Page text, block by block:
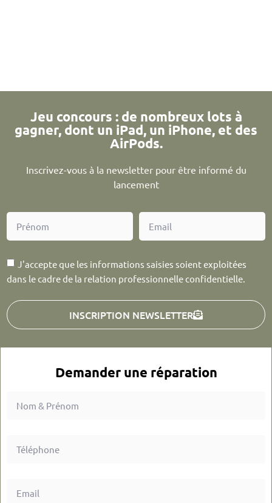
Demander une réparation
Jeu concours : de nombreux lots à
gagner, dont un iPad, un iPhone, et des
AirPods.
Inscrivez-vous à la newsletter pour être informé du
lancement
J'accepte que les informations saisies soient exploitées
dans le cadre de la relation professionnelle confidentielle.
INSCRIPTION NEWSLETTER